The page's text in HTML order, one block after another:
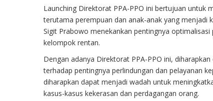
Launching Direktorat PPA-PPO ini bertujuan untuk
terutama perempuan dan anak-anak yang menjadi
Sigit Prabowo menekankan pentingnya
kelompok rentan.
Dengan adanya Direktorat PPA-PPO ini,
terhadap pentingnya perlindungan dan pelayanan
diharapkan dapat menjadi wadah untuk
kasus-kasus kekerasan dan perdagangan orang.